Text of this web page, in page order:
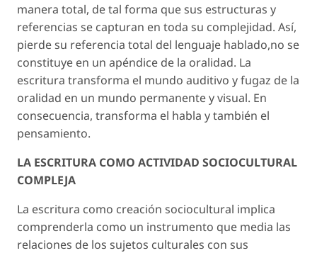
manera total, de tal forma que sus estructuras y
referencias se capturan en toda su complejidad. Así,
pierde su referencia total del lenguaje hablado,no se
constituye en un apéndice de la oralidad. La
escritura transforma el mundo auditivo y fugaz de la
oralidad en un mundo permanente y visual. En
consecuencia, transforma el habla y también el
pensamiento.
LA ESCRITURA COMO ACTIVIDAD SOCIOCULTURAL
COMPLEJA
La escritura como creación sociocultural implica
comprenderla como un instrumento que media las
relaciones de los sujetos culturales con sus